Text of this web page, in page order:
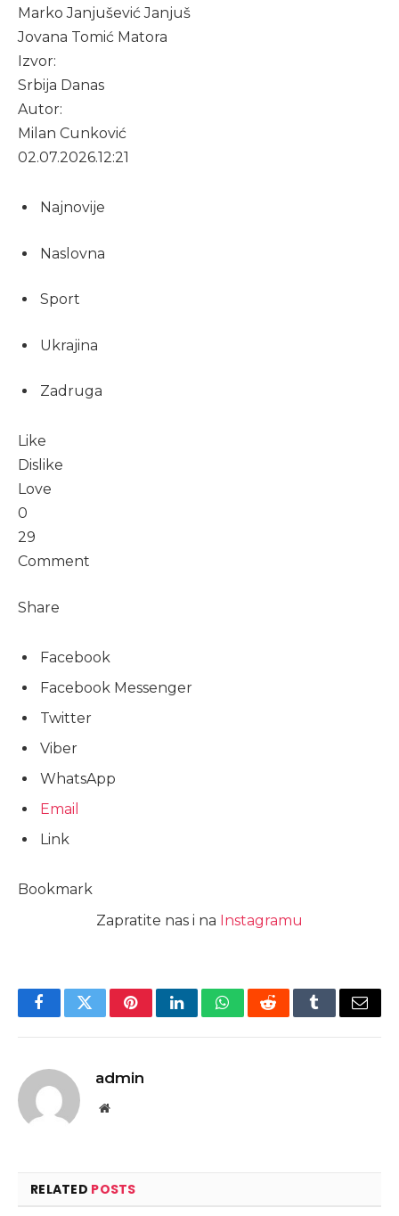
Marko Janjušević Janjuš
Jovana Tomić Matora
Izvor:
Srbija Danas
Autor:
Milan Cunković
02.07.2026.12:21
Najnovije
Naslovna
Sport
Ukrajina
Zadruga
Like
Dislike
Love
0
29
Comment
Share
Facebook
Facebook Messenger
Twitter
Viber
WhatsApp
Email
Link
Bookmark
Zapratite nas i na Instagramu
FacebookTwitterPinterestLinkedInWhatsAppRedditTumblrEmail
admin
Website
RELATED POSTS